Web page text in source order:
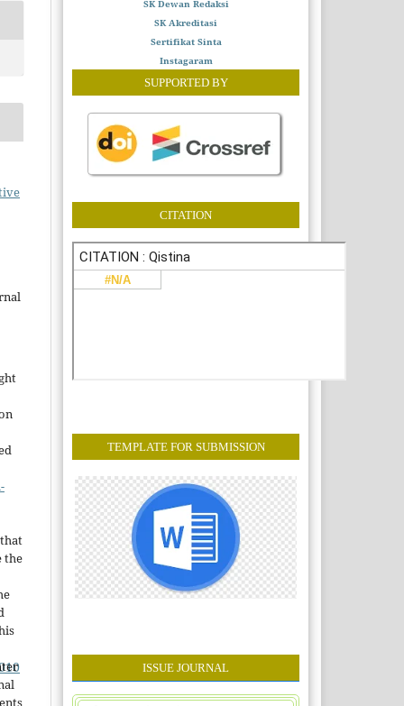
the
SK Dewan Redaksi
SK Akreditasi
Sertifikat Sinta
Instagaram
SUPPORTED BY
CITATION
TEMPLATE FOR SUBMISSION
ISSUE JOURNAL